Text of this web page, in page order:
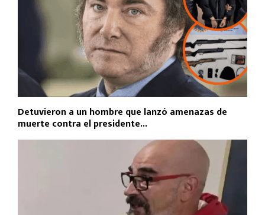
Detuvieron a un hombre que lanzó amenazas de
muerte contra el presidente...